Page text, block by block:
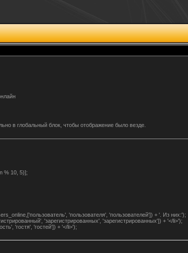
в глобальный блок, чтобы отображение было везде.
% 10, 5)];
'пользователя', 'пользователей']) + '. Из них:');
'зарегистрированных', 'зарегистрированных']) + '</li>');
'гостя', 'гостей']) + '</li>');